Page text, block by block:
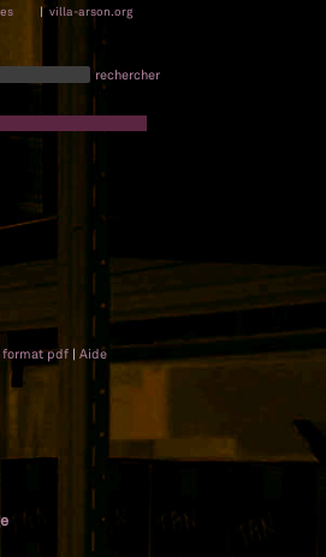
| villa-arson.org
rechercher
format pdf | Aide